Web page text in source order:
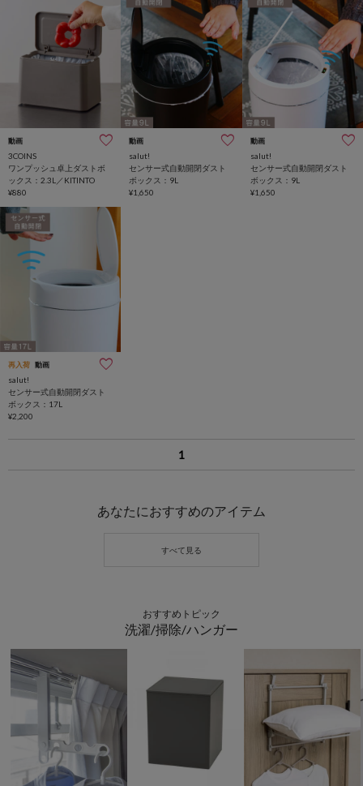
動画
3COINS
ワンプッシュ卓上ダストボ
ックス：2.3L／KITINTO
¥880
動画
salut!
センサー式自動開閉ダスト
ボックス：9L
¥1,650
動画
salut!
センサー式自動開閉ダスト
ボックス：9L
¥1,650
再入荷 動画
salut!
センサー式自動開閉ダスト
ボックス：17L
¥2,200
1
あなたにおすすめのアイテム
おすすめトピック
洗濯/掃除/ハンガー